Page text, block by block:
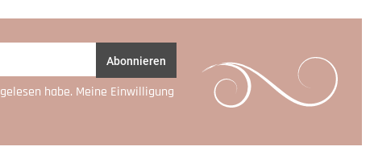
Abonnieren
gelesen habe. Meine Einwilligung